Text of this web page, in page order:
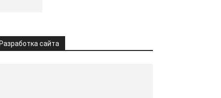
Разработка сайта